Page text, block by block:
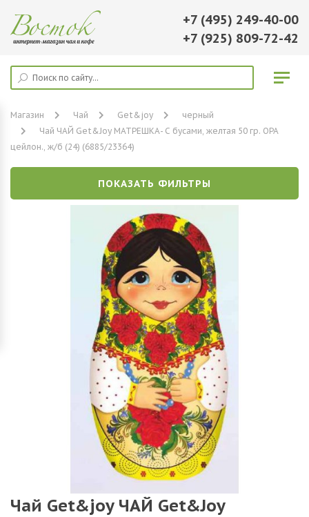
+7 (495) 249-40-00
+7 (925) 809-72-42
Магазин Чай Get&joy
черный
Чай ЧАЙ Get&Joy МАТРЕШКА- С бусами, желтая 50 гр. ОРА
цейлон., ж/б (24) (6885/23364)
ПОКАЗАТЬ ФИЛЬТРЫ
Чай Get&joy ЧАЙ Get&Joy